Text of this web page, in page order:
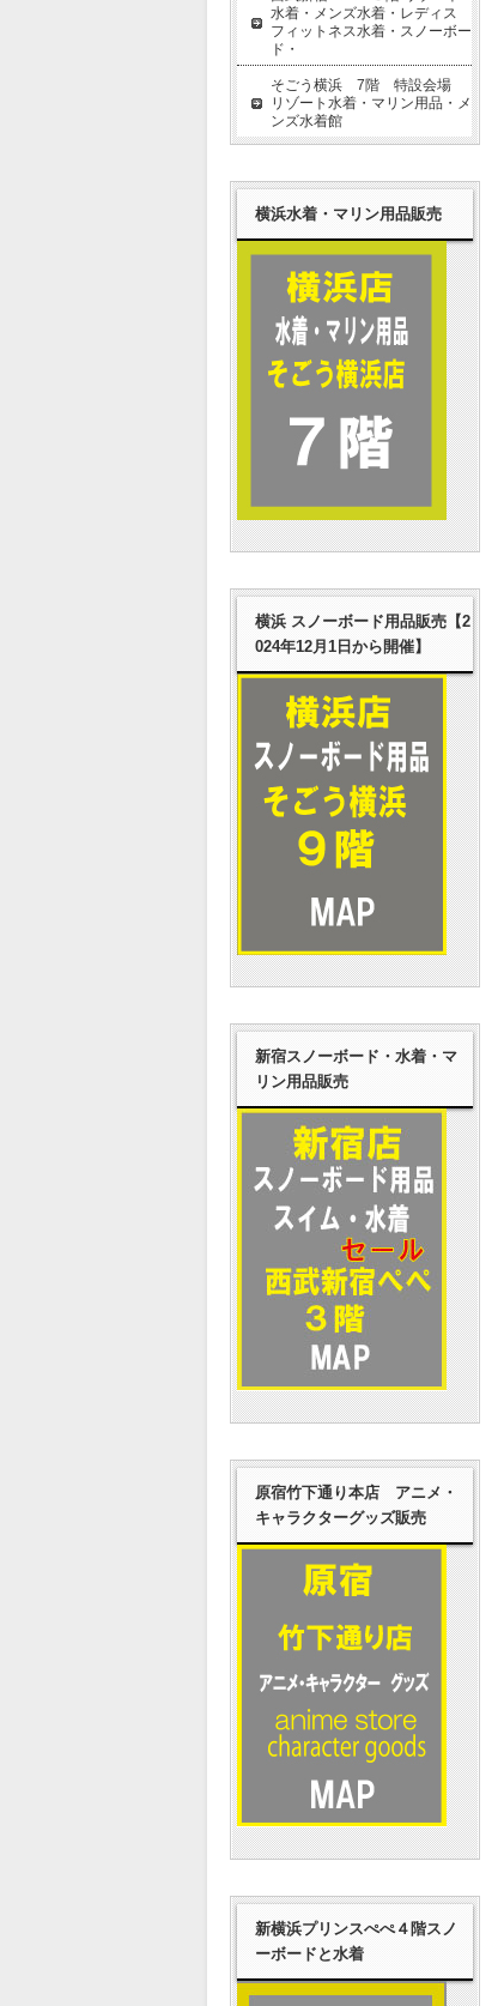
水着・メンズ水着・レディス
フィットネス水着・スノーボー
ド・
そごう横浜 7階 特設会場
リゾート水着・マリン用品・メ
ンズ水着館
横浜水着・マリン用品販売
横浜 スノーボード用品販売【2
024年12月1日から開催】
新宿スノーボード・水着・マ
リン用品販売
原宿竹下通り本店 アニメ・
キャラクターグッズ販売
新横浜プリンスぺぺ４階スノ
ーボードと水着